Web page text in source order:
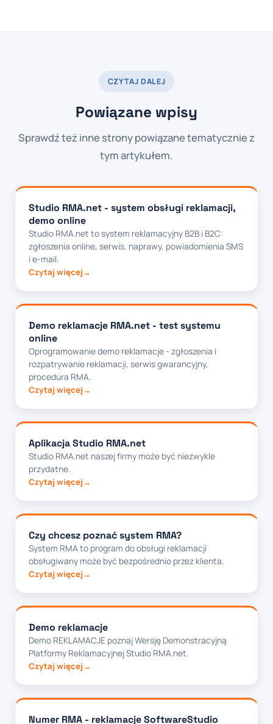
CZYTAJ DALEJ
Powiązane wpisy
Sprawdź też inne strony powiązane tematycznie z
tym artykułem.
Studio RMA.net - system obsługi reklamacji,
demo online
Studio RMA.net to system reklamacyjny B2B i B2C:
zgłoszenia online, serwis, naprawy, powiadomienia SMS
i e-mail.
Czytaj więcej
Demo reklamacje RMA.net - test systemu
online
Oprogramowanie demo reklamacje - zgłoszenia i
rozpatrywanie reklamacji, serwis gwarancyjny,
procedura RMA.
Czytaj więcej
Aplikacja Studio RMA.net
Studio RMA.net naszej firmy może być niezwykle
przydatne.
Czytaj więcej
Czy chcesz poznać system RMA?
System RMA to program do obsługi reklamacji
obsługiwany może być bezpośrednio przez klienta.
Czytaj więcej
Demo reklamacje
Demo REKLAMACJE poznaj Wersję Demonstracyjną
Platformy Reklamacyjnej Studio RMA.net.
Czytaj więcej
Numer RMA - reklamacje SoftwareStudio